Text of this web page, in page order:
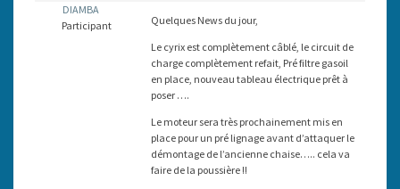
DIAMBA
Participant
Quelques News du jour,
Le cyrix est complètement câblé, le circuit de
charge complètement refait, Pré filtre gasoil
en place, nouveau tableau électrique prêt à
poser ….
Le moteur sera très prochainement mis en
place pour un pré lignage avant d’attaquer le
démontage de l’ancienne chaise….. cela va
faire de la poussière !!